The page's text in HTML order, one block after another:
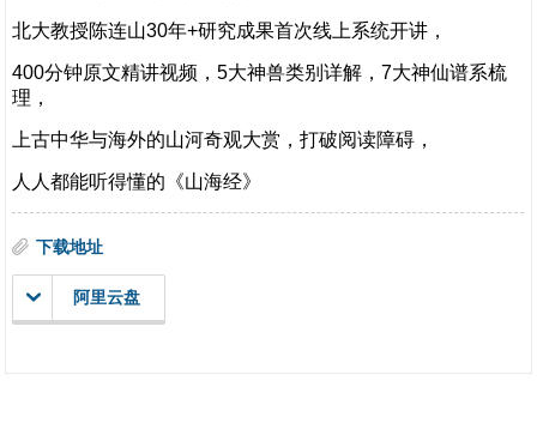
北大教授陈连山30年+研究成果首次线上系统开讲，
400分钟原文精讲视频，5大神兽类别详解，7大神仙谱系梳
理，
上古中华与海外的山河奇观大赏，打破阅读障碍，
人人都能听得懂的《山海经》
下载地址
阿里云盘